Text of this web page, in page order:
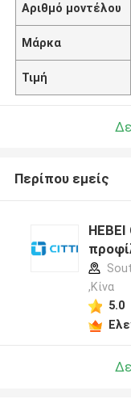
Αριθμό μοντέλου
Μάρκα
Τιμή
Περίπου εμείς
HEBEI
,Κίνα
5.0